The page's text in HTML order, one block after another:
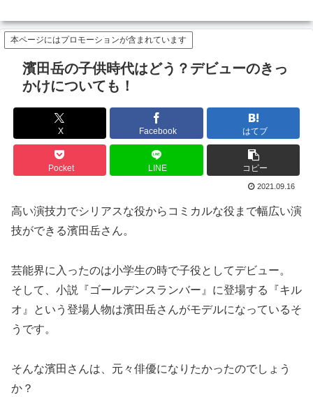
本ページにはプロモーションが含まれています
濱田岳の子供時代はどう？デビューのきっ
かけについても！
X Facebook はてブ
Pocket LINE コピー
2021.09.16
高い演技力でシリアスな役からコミカルな役まで幅広い演
技ができる濱田岳さん。
芸能界に入ったのは小学生の時で子役としてデビュー。
そして、小説『ゴールデンスランバー』に登場する『キル
オ』という登場人物は濱田岳さんがモデルになっているそ
うです。
そんな濱田さんは、元々俳優になりたかったのでしょう
か？